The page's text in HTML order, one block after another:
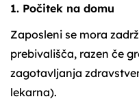
1. Počitek na domu
Zaposleni se mora
prebivališča, razen če
zagotavljanja
lekarna).